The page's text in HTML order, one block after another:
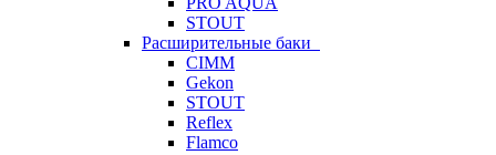
STOUT
Расширительные баки
CIMM
Gekon
STOUT
Reflex
Flamco